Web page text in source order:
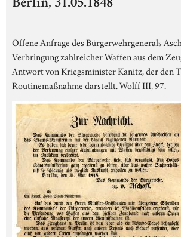
Berlin, 31.05.1848
Offene Anfrage des Bürgerwehrgenerals
Verbringung zahlreicher Waffen aus dem
Antwort von Kriegsminister Kanitz, der den
Routinemaßnahme darstellt. Wolff III, 97.